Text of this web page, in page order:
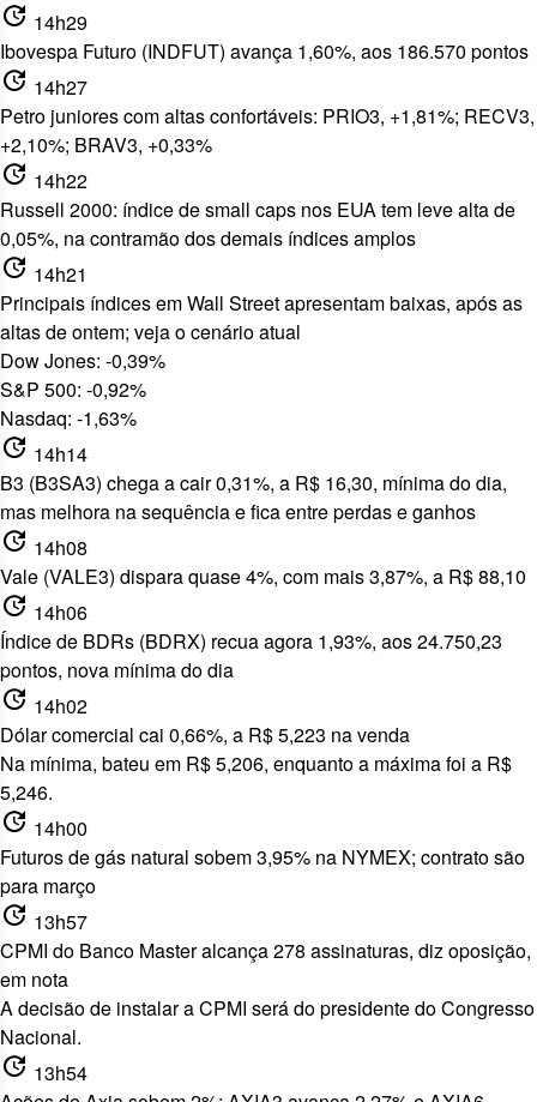
update 14h29
Ibovespa Futuro (INDFUT) avança 1,60%, aos 186.570 pontos
update 14h27
Petro juniores com altas confortáveis: PRIO3, +1,81%; RECV3,
+2,10%; BRAV3, +0,33%
update 14h22
Russell 2000: índice de small caps nos EUA tem leve alta de
0,05%, na contramão dos demais índices amplos
update 14h21
Principais índices em Wall Street apresentam baixas, após as
altas de ontem; veja o cenário atual
Dow Jones: -0,39%
S&P 500: -0,92%
Nasdaq: -1,63%
update 14h14
B3 (B3SA3) chega a cair 0,31%, a R$ 16,30, mínima do dia,
mas melhora na sequência e fica entre perdas e ganhos
update 14h08
Vale (VALE3) dispara quase 4%, com mais 3,87%, a R$ 88,10
update 14h06
Índice de BDRs (BDRX) recua agora 1,93%, aos 24.750,23
pontos, nova mínima do dia
update 14h02
Dólar comercial cai 0,66%, a R$ 5,223 na venda
Na mínima, bateu em R$ 5,206, enquanto a máxima foi a R$
5,246.
update 14h00
Futuros de gás natural sobem 3,95% na NYMEX; contrato são
para março
update 13h57
CPMI do Banco Master alcança 278 assinaturas, diz oposição,
em nota
A decisão de instalar a CPMI será do presidente do Congresso
Nacional.
update 13h54